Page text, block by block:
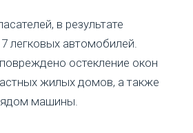
в результате
легковых автомобилей.
остекление окон
жилых домов, а также
машины.